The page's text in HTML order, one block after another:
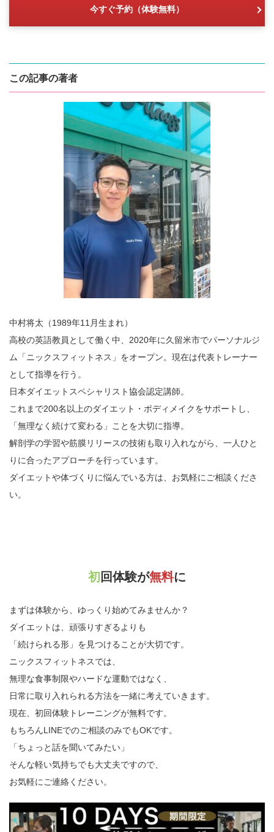
今すぐ予約（体験無料）
この記事の著者
中村将太（1989年11月生まれ）
高校の英語教員として働く中、2020年に久留米市でパーソナルジ
ム「ニックスフィットネス」をオープン。現在は代表トレーナー
として指導を行う。
日本ダイエットスペシャリスト協会認定講師。
これまで200名以上のダイエット・ボディメイクをサポートし、
「無理なく続けて変わる」ことを大切に指導。
解剖学の学習や筋膜リリースの技術も取り入れながら、一人ひと
りに合ったアプローチを行っています。
ダイエットや体づくりに悩んでいる方は、お気軽にご相談くださ
い。
初回体験が無料に
まずは体験から、ゆっくり始めてみませんか？
ダイエットは、頑張りすぎるよりも
「続けられる形」を見つけることが大切です。
ニックスフィットネスでは、
無理な食事制限やハードな運動ではなく、
日常に取り入れられる方法を一緒に考えていきます。
現在、初回体験トレーニングが無料です。
もちろんLINEでのご相談のみでもOKです。
「ちょっと話を聞いてみたい」
そんな軽い気持ちでも大丈夫ですので、
お気軽にご連絡ください。